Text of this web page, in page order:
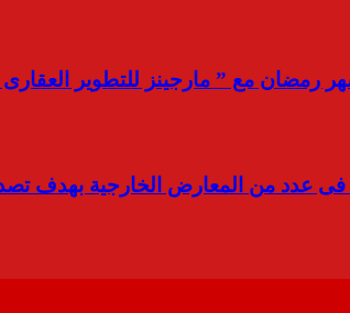
رمضان مع ” مارجينز للتطوير
عدد من المعارض الخارجية بهدف